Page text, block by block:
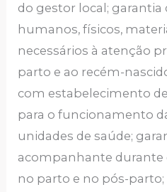
do gestor local; garantia
humanos, físicos,
necessários à atenção
parto e ao recém-
com estabelecimento
para o funcionamento
unidades de saúde;
acompanhante durante
no parto e no pós-